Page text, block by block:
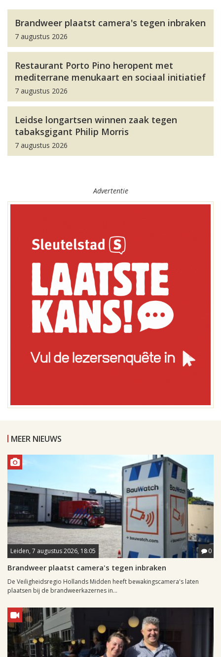
Brandweer plaatst camera's tegen inbraken
7 augustus 2026
Restaurant Porto Pino heropent met
mediterrane menukaart en sociaal initiatief
7 augustus 2026
Leidse longartsen winnen zaak tegen
tabaksgigant Philip Morris
7 augustus 2026
Advertentie
MEER NIEUWS
Leiden, 7 augustus 2026, 18:05 0
Brandweer plaatst camera's tegen inbraken
De Veiligheidsregio Hollands Midden heeft bewakingscamera's laten
plaatsen bij de brandweerkazernes in...